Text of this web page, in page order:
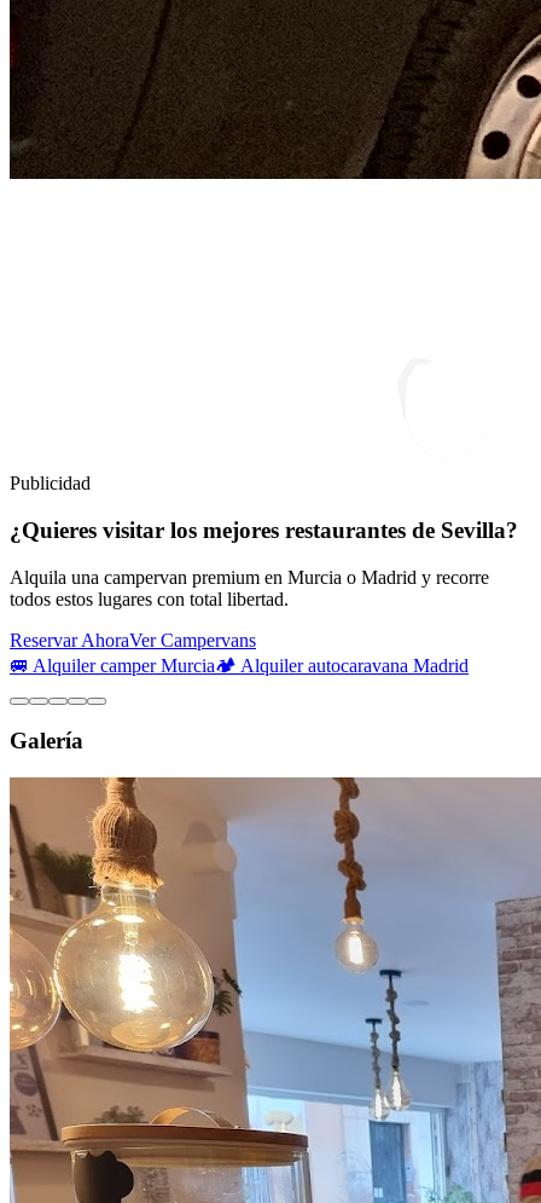
Publicidad
¿Quieres visitar los mejores restaurantes de Sevilla?
Alquila una campervan premium en Murcia o Madrid y recorre
todos estos lugares con total libertad.
Reservar AhoraVer Campervans
🚐 Alquiler camper Murcia🏕️ Alquiler autocaravana Madrid
Galería